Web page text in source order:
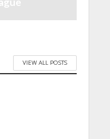
VIEW ALL POSTS